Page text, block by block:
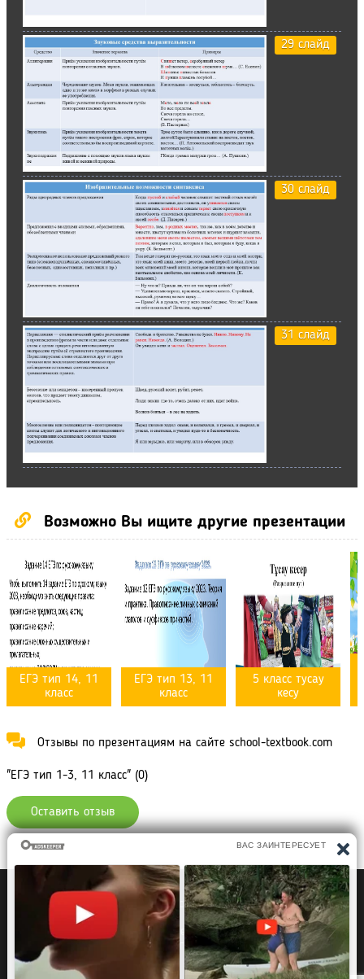
29 слайд
30 слайд
31 слайд
Возможно Вы ищите другие презентации
ЕГЭ тип 14, 11
класс
ЕГЭ тип 13, 11
класс
5 класс тусау
кесу
Отзывы по презентациям на сайте school-textbook.com
"ЕГЭ тип 1-3, 11 класс" (0)
Оставить отзыв
Политика конфиденциальности
Правообладателям
Рефераты Дипломы Курсовые работы
Читать книги
Аудиокниги
Раскраски для детей
Загадки, Игры Головоломки